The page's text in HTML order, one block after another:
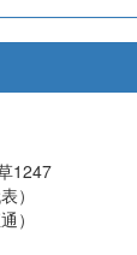
1247
）
）